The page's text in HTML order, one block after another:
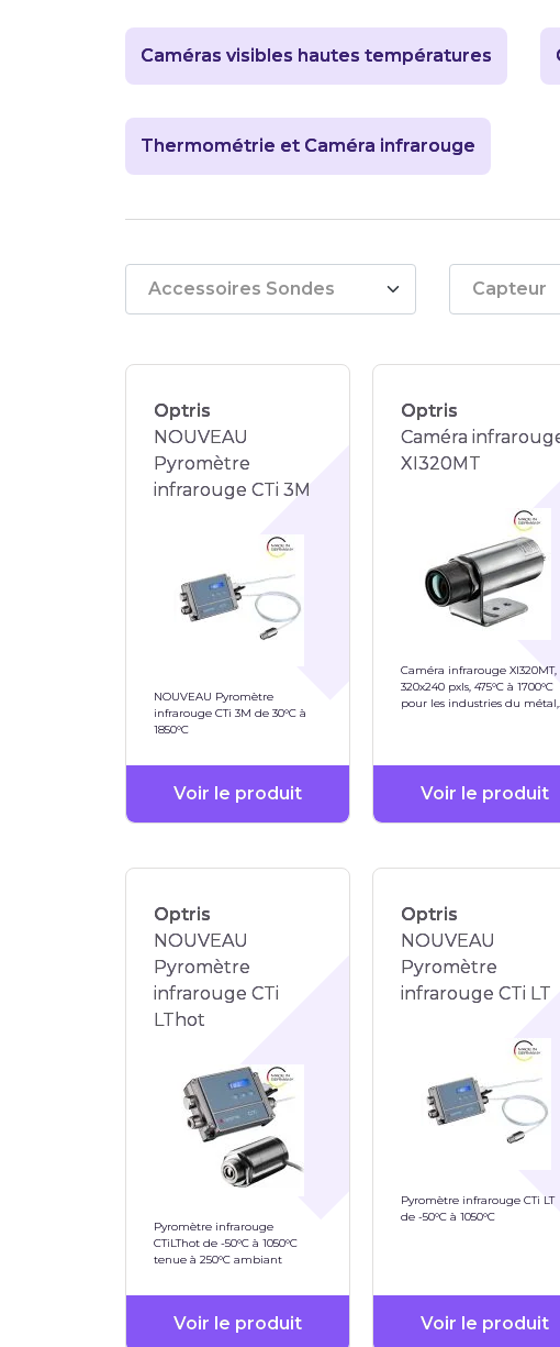
Caméras visibles hautes températures
Thermométrie et Caméra infrarouge
Optris
NOUVEAU
Pyromètre
infrarouge CTi 3M
NOUVEAU Pyromètre
infrarouge CTi 3M de 30°C à
1850°C
Voir le produit
Optris
Caméra
XI320MT
Caméra infrarouge XI320MT,
320x240 pxls, 475°C à 1700°C
pour les industries du métal,
Voir le produit
Optris
NOUVEAU
Pyromètre
infrarouge CTi
LThot
Pyromètre infrarouge
CTiLThot de -50°C à 1050°C
tenue à 250°C ambiant
Voir le produit
Optris
NOUVEAU
Pyromètre
infrarouge CTi LT
Pyromètre infrarouge CTi LT
de -50°C à 1050°C
Voir le produit